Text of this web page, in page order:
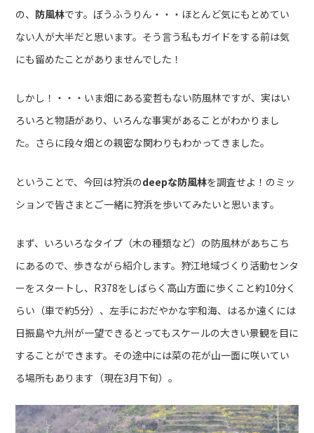
の、 防風林です。ぼうふうりん・・・ほとんど気にもとめてい
ない人が大半だと思います。そう言う私もガイドをする前は気
にも留めたことがありませんでした！
しかし！・・・いま畑にある変哲もない防風林ですが、実はい
ろいろと物語があり、いろんな事実があることがわかりまし
た。さらに段々畑との親密な関わりもわかってきました。
ということで、今回は狩浜のdeepな防風林を調査せよ！のミッ
ションで皆さまとご一緒に狩浜を歩いてみたいと思います。
まず、いろいろなタイプ（木の種類など）の防風林があちこち
にあるので、歩きながら紹介します。狩江地域づくり活動センタ
ーをスタートし、R378をしばらく高山方面に歩くこと約10分く
らい（車で約5分）、左手におだやかな宇和海、はるか遠くには
日振島や九州が一望できるとってもスケールの大きい景観を目に
することができます。その途中には菜の花が山一面に咲いてい
る場所もあります（現在3月下旬）。